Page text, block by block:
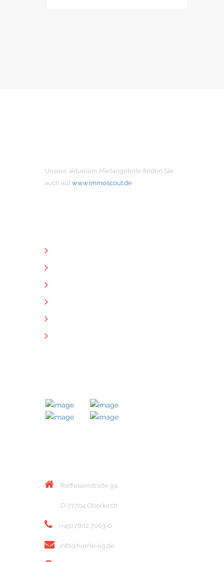
Unsere aktuellen Mietangebote finden Sie
auch auf www.immoscout.de
Raiffeisenstraße 9a
D-77704 Oberkirch
(+49) 7802 7063-0
info@hurrle-kg.de